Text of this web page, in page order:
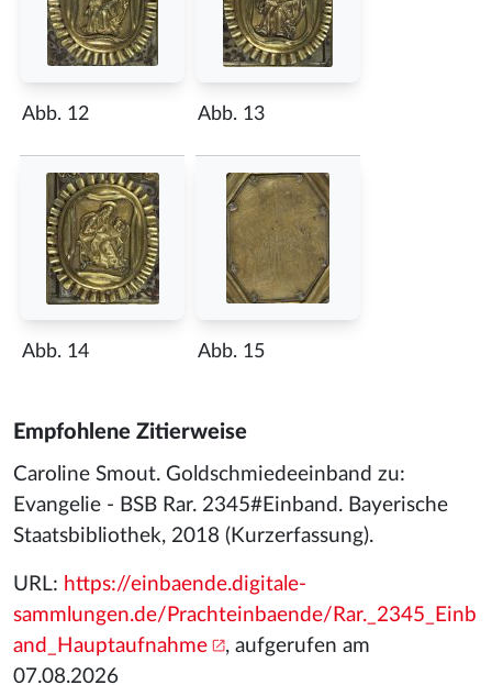
Abb. 12 Abb. 13
Abb. 14 Abb. 15
Empfohlene Zitierweise
Caroline Smout. Goldschmiedeeinband zu:
Evangelie - BSB Rar. 2345#Einband. Bayerische
Staatsbibliothek, 2018 (Kurzerfassung).
URL: https://einbaende.digitale-
sammlungen.de/Prachteinbaende/Rar._2345_Einb
and_Hauptaufnahme
, aufgerufen am
07.08.2026